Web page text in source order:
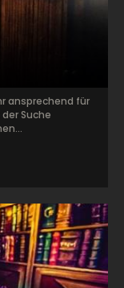
ansprechend für
Suche